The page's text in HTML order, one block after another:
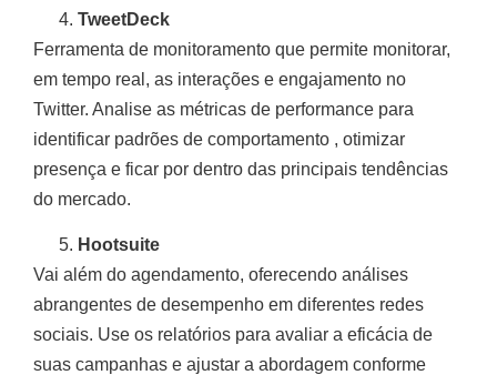
TweetDeck
Ferramenta de monitoramento que permite monitorar,
em tempo real, as interações e engajamento no
Twitter. Analise as métricas de performance para
identificar padrões de comportamento , otimizar
presença e ficar por dentro das principais tendências
do mercado.
Hootsuite
Vai além do agendamento, oferecendo análises
abrangentes de desempenho em diferentes redes
sociais. Use os relatórios para avaliar a eficácia de
suas campanhas e ajustar a abordagem conforme